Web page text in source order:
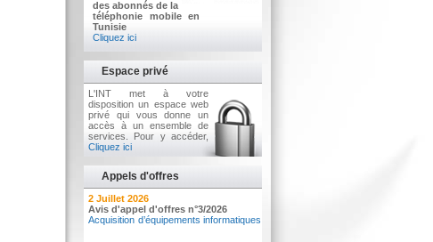
des abonnés de la
téléphonie mobile en
Tunisie
Cliquez ici
Espace privé
L'INT met à votre
disposition un espace web
privé qui vous donne un
accès à un ensemble de
services. Pour y accéder,
Cliquez ici
Appels d'offres
7 Août 2026
Résultat de vente de voitures sous
pli fermé n°01/2026
2 Juillet 2026
Avis d'appel d'offres n°3/2026
Acquisition d’équipements informatiques